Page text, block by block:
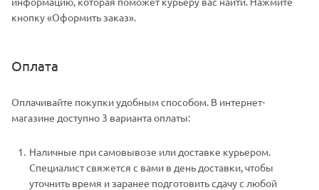
кнопку «Оформить заказ».
Оплата
Оплачивайте покупки удобным способом. В интернет-
магазине доступно 3 варианта оплаты:
Наличные при самовывозе или доставке курьером.
Специалист свяжется с вами в день доставки, чтобы
уточнить время и заранее подготовить сдачу с любой